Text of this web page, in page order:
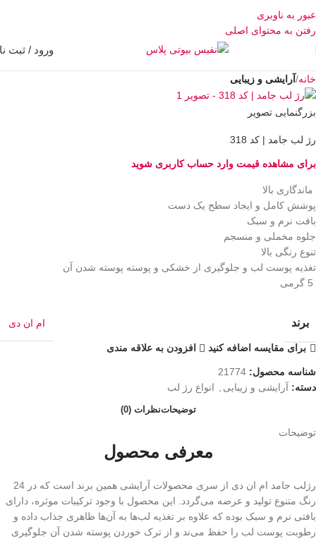
عبور به ناوبری
رفتن به محتوای اصلی
ورود / ثبت
خانه آرایشی و زیبایی
بزرگنمایی تصویر
رژ لب جامد | کد 318
برای مشاهده قیمت وارد حساب کاربری شوید
ماندگاری بالا
پوشش کامل و ایجاد سطح یک دست
بافت نرم و سبک
جلوه مخملی و منسجم
تنوع رنگی بالا
تغذیه پوست لب و جلوگیری از خشکی و پوسته پوسته شدن آن
برند ام ان دی
برای مقایسه اضافه کنید افزودن به علاقه مندی
شناسه محصول: 21774
دسته: آرایشی و زیبایی انواع رژ لب
توضیحاتنظرات (0)
توضیحات
معرفی محصول
رژلب جامد ام ان دی از سری محصولات آرایشی همین برند است که در 24
رنگ متنوع تولید و عرضه می‌گردد. این محصول با وجود ترکیبات موثره، دارای
بافتی نرم و سبک بوده که علاوه بر تغذیه لب‌ها به آن‌ها ظاهری جذاب داده و
رطوبت پوست لب را حفظ می‌ند و از ترک خوردن پوسته شدن آن جلوگیری